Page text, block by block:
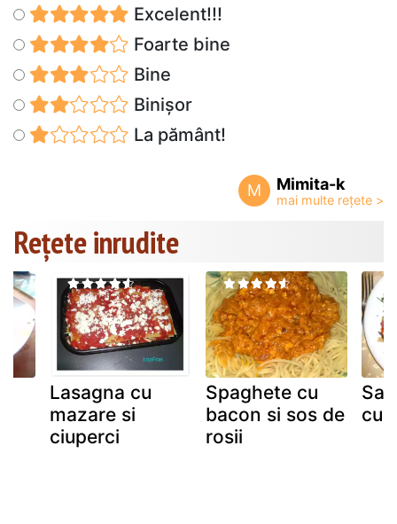
Excelent!!!
Foarte bine
Bine
Binișor
La pământ!
M Mimita-k
Rețete inrudite
Lasagna cu
mazare si
ciuperci
Spaghete cu
bacon si sos de
rosii
cu